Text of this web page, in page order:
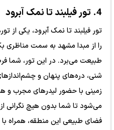
4. تور فیلبند تا نمک آبرود
تور فیلبند تا نمک آبرود، یکی
را از مبدا مشهد به سمت مناظری
طبیعت می‌برد. در این تور، شما
شنی، دره‌های پنهان و
زمینی با حضور لیدرهای مجرب و
می‌شود تا شما بدون هیچ نگرانی
فضای طبیعی این منطقه، همراه